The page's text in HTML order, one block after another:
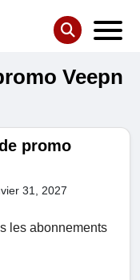
Veepn
promo
31, 2027
les abonnements